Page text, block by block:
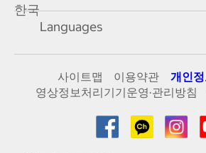
한국
Languages
사이트맵 이용약관
개인
영상정보처리기기운영·관리방침